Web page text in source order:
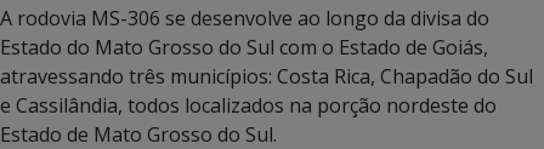
A rodovia MS-306 se desenvolve ao longo da divisa do
Estado do Mato Grosso do Sul com o Estado de Goiás,
atravessando três municípios: Costa Rica, Chapadão do Sul
e Cassilândia, todos localizados na porção nordeste do
Estado de Mato Grosso do Sul.